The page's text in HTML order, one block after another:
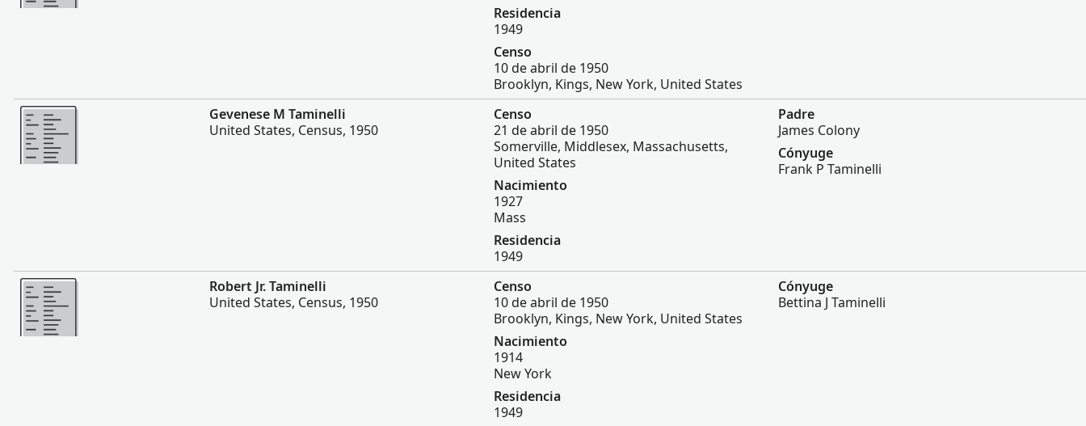
Residencia
1949
Censo
10 de abril de 1950
Brooklyn, Kings, New York, United States
Más
Gevenese M Taminelli
United States, Census, 1950
Censo
21 de abril de 1950
Somerville, Middlesex, Massachusetts,
United States
Nacimiento
1927
Mass
Residencia
1949
Padre
James Colony
Cónyuge
Frank P Taminelli
Más
Robert Jr. Taminelli
United States, Census, 1950
Censo
10 de abril de 1950
Brooklyn, Kings, New York, United States
Nacimiento
1914
New York
Residencia
1949
Cónyuge
Bettina J Taminelli